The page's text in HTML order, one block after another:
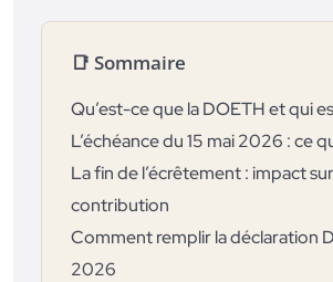
📑 Sommaire
Qu’est-ce que la DOETH et qui
L’échéance du 15 mai 2026 : ce
La fin de l’écrêtement : impact
contribution
Comment remplir la déclaration
2026